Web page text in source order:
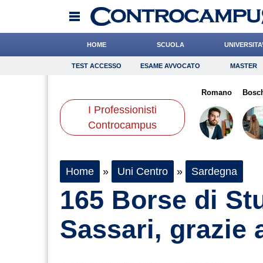
HOME SCUOLA UNIVERSITA’
TEST ACCESSO Esame Avvocato Master
Consigli
Scienze
TEST ACCESSO ESAME AVVOCATO MASTER
I Professionisti
Controcampus
Romano
Home » Uni Centro » Sardegna
165 Borse di
Sassari, grazie